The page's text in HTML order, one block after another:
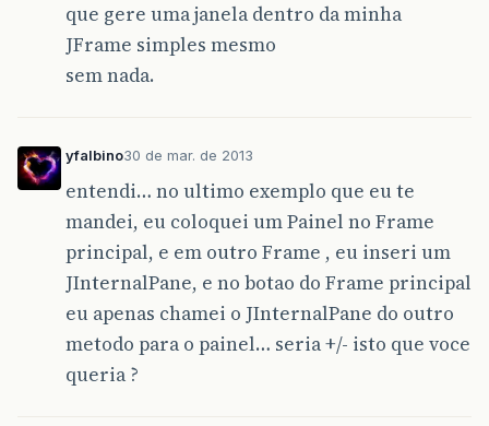
que gere uma janela dentro da minha
JFrame simples mesmo
sem nada.
yfalbino30 de mar. de 2013
entendi… no ultimo exemplo que eu te
mandei, eu coloquei um Painel no Frame
principal, e em outro Frame , eu inseri um
JInternalPane, e no botao do Frame principal
eu apenas chamei o JInternalPane do outro
metodo para o painel… seria +/- isto que voce
queria ?